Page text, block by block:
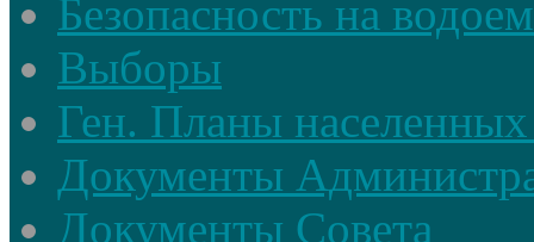
Безопасность на
Выборы
Ген. Планы
Документы
Документы Совета